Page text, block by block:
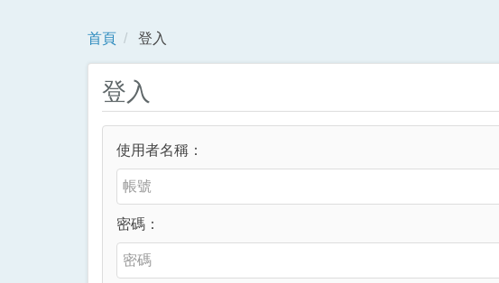
首頁 登入
登入
使用者名稱：
密碼：